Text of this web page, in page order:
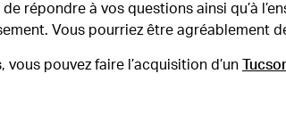
répondre à vos questions ainsi qu’à
Vous pourriez être agréablement
vous pouvez faire l’acquisition d’un